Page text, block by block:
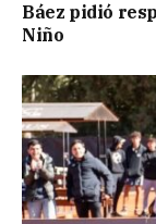
Báez pidió
Niño